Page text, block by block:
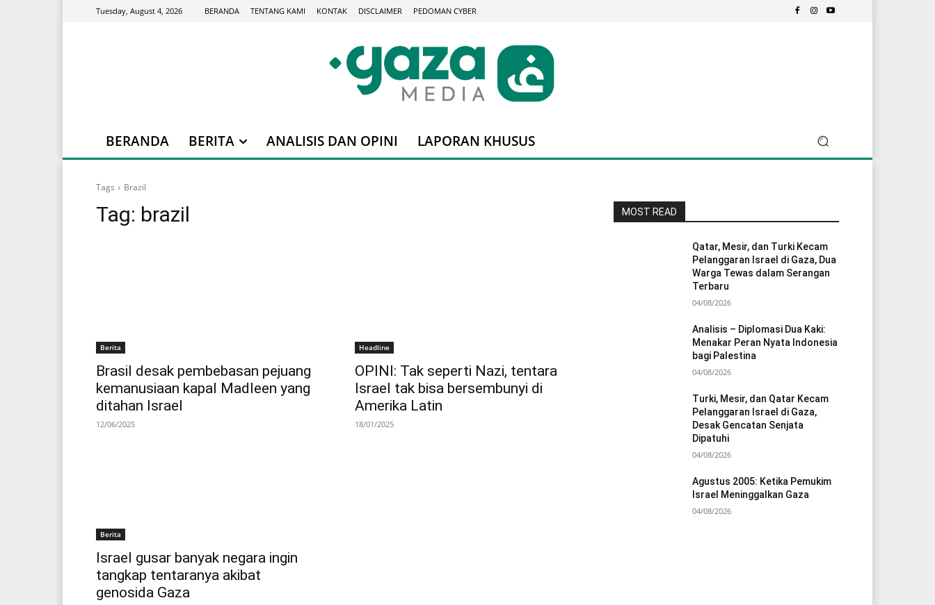
Tuesday, August 4, 2026 BERANDA TENTANG KAMI KONTAK DISCLAIMER PEDOMAN CYBER
BERANDA BERITA ANALISIS DAN OPINI LAPORAN KHUSUS
Tags Brazil
Tag: brazil
Berita
Brasil desak pembebasan pejuang
kemanusiaan kapal Madleen yang
ditahan Israel
12/06/2025
Headline
OPINI: Tak seperti Nazi, tentara
Israel tak bisa bersembunyi di
Amerika Latin
18/01/2025
Berita
Israel gusar banyak negara ingin
tangkap tentaranya akibat
genosida Gaza
MOST READ
Qatar, Mesir, dan Turki Kecam
Pelanggaran Israel di Gaza, Dua
Warga Tewas dalam Serangan
Terbaru
04/08/2026
Analisis – Diplomasi Dua Kaki:
Menakar Peran Nyata Indonesia
bagi Palestina
04/08/2026
Turki, Mesir, dan Qatar Kecam
Pelanggaran Israel di Gaza,
Desak Gencatan Senjata
Dipatuhi
04/08/2026
Agustus 2005: Ketika Pemukim
Israel Meninggalkan Gaza
04/08/2026